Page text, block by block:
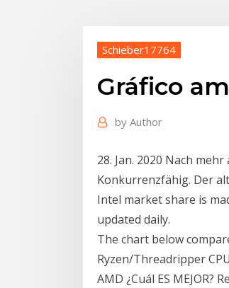
Schieber17764
Gráfico
by Author
28. Jan. 2020 Nach
Konkurrenzfähig. Der
Intel market share is
updated daily.
The chart below
Ryzen/Threadripper
AMD ¿Cuál ES MEJOR?